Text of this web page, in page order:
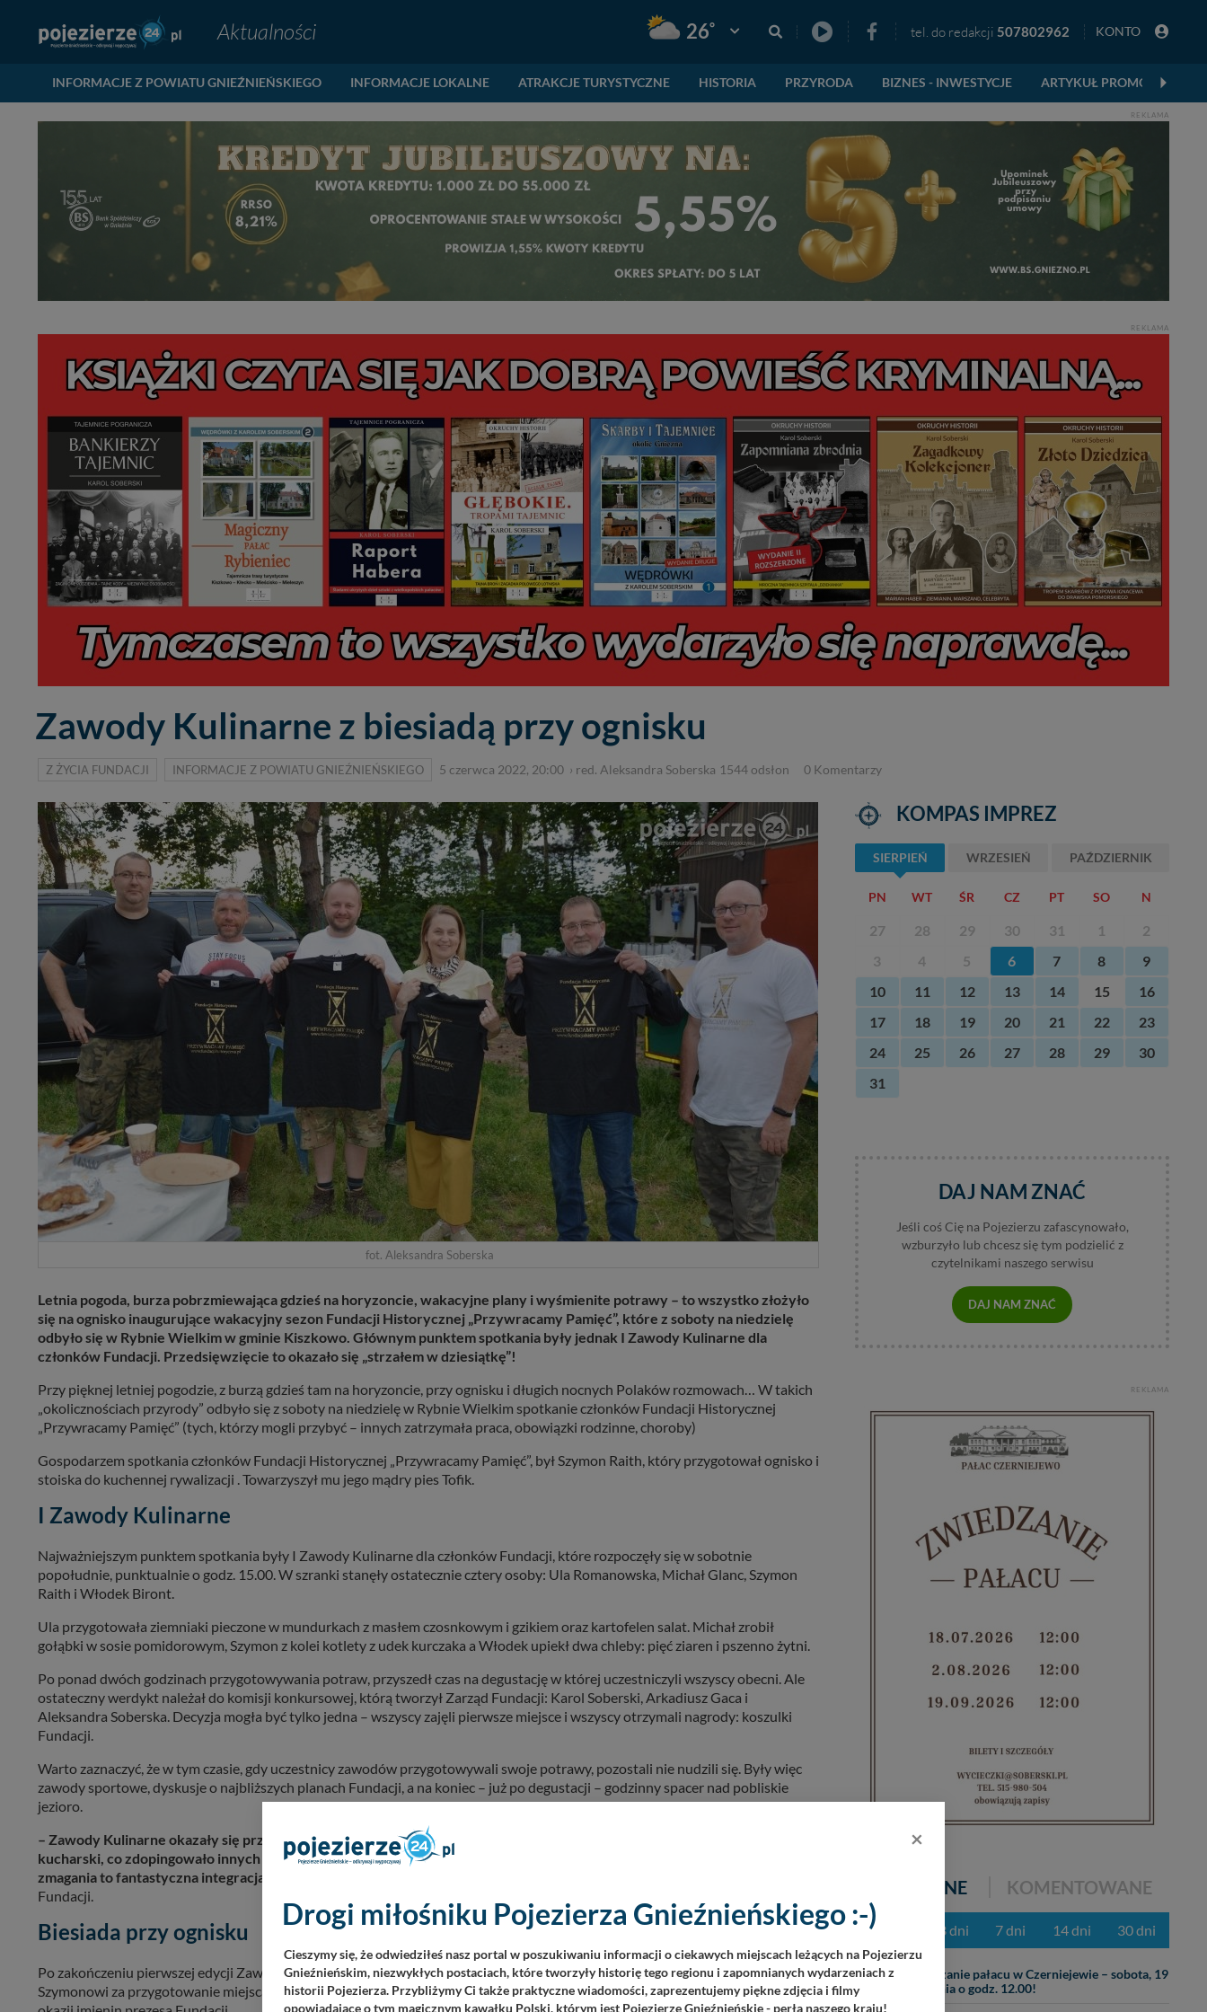
Aktualności 26° Pogoda: Gniezno tel. do redakcji 507802962 KONTO
INFORMACJE Z POWIATU GNIEŹNIEŃSKIEGO INFORMACJE LOKALNE ATRAKCJE TURYSTYCZNE HISTORIA PRZYRODA BIZNES - INWESTYCJE ARTYKUŁ PROMOCYJNY
REKLAMA
REKLAMA
Zawody Kulinarne z biesiadą przy ognisku
Z ŻYCIA FUNDACJI INFORMACJE Z POWIATU GNIEŹNIEŃSKIEGO 5 czerwca 2022, 20:00 › red. Aleksandra Soberska 1544 odsłon 0 Komentarzy
fot. Aleksandra Soberska
Letnia pogoda, burza pobrzmiewająca gdzieś na horyzoncie, wakacyjne plany i wyśmienite potrawy – to wszystko złożyło
się na ognisko inaugurujące wakacyjny sezon Fundacji Historycznej „Przywracamy Pamięć”, które z soboty na niedzielę
odbyło się w Rybnie Wielkim w gminie Kiszkowo. Głównym punktem spotkania były jednak I Zawody Kulinarne dla
członków Fundacji. Przedsięwzięcie to okazało się „strzałem w dziesiątkę”!
Przy pięknej letniej pogodzie, z burzą gdzieś tam na horyzoncie, przy ognisku i długich nocnych Polaków rozmowach… W takich
„okolicznościach przyrody” odbyło się z soboty na niedzielę w Rybnie Wielkim spotkanie członków Fundacji Historycznej
„Przywracamy Pamięć” (tych, którzy mogli przybyć – innych zatrzymała praca, obowiązki rodzinne, choroby)
Gospodarzem spotkania członków Fundacji Historycznej „Przywracamy Pamięć”, był Szymon Raith, który przygotował ognisko i
stoiska do kuchennej rywalizacji . Towarzyszył mu jego mądry pies Tofik.
I Zawody Kulinarne
Najważniejszym punktem spotkania były I Zawody Kulinarne dla członków Fundacji, które rozpoczęły się w sobotnie
popołudnie, punktualnie o godz. 15.00. W szranki stanęły ostatecznie cztery osoby: Ula Romanowska, Michał Glanc, Szymon
Raith i Włodek Biront.
Ula przygotowała ziemniaki pieczone w mundurkach z masłem czosnkowym i gzikiem oraz kartofelen salat. Michał zrobił
gołąbki w sosie pomidorowym, Szymon z kolei kotlety z udek kurczaka a Włodek upiekł dwa chleby: pięć ziaren i pszenno żytni.
Po ponad dwóch godzinach przygotowywania potraw, przyszedł czas na degustację w której uczestniczyli wszyscy obecni. Ale
ostateczny werdykt należał do komisji konkursowej, którą tworzył Zarząd Fundacji: Karol Soberski, Arkadiusz Gaca i
Aleksandra Soberska. Decyzja mogła być tylko jedna – wszyscy zajęli pierwsze miejsce i wszyscy otrzymali nagrody: koszulki
Fundacji.
Warto zaznaczyć, że w tym czasie, gdy uczestnicy zawodów przygotowywali swoje potrawy, pozostali nie nudzili się. Były więc
zawody sportowe, dyskusje o najbliższych planach Fundacji, a na koniec – już po degustacji – godzinny spacer nad pobliskie
jezioro.
– Zawody Kulinarne okazały się przysłowiowym „strzałem w dziesiątkę”! Uczestnicy zawodów pokazali swój kunszt
kucharski, co zdopingowało innych i za rok w tych zawodach weźmie udział więcej członków Fundacji. Poza tym takie
zmagania to fantastyczna integracja naszej grupy i wspaniały czas na długie rozmowy
Fundacji.
Biesiada przy ognisku
Po zakończeniu pierwszej edycji Zawodów Kulinarnych, wręczeniu nagród, jak również wręczeniu specjalnego podziękowania
Szymonowi za przygotowanie miejsca do zawodów, przyszedł czas na biesiadę przy ognisku. Zanim do niej doszło, był toast z
KOMPAS IMPREZ
SIERPIEŃ WRZESIEŃ PAŹDZIERNIK
PN WT ŚR CZ PT SO N
27 28 29 30 31 1
2
3
4 5 6 7 8
9
10
11 12 13 14 15
16
17
18 19 20 21 22
23
24
25 26 27 28 29
30
31
DAJ NAM ZNAĆ
Jeśli coś Cię na Pojezierzu zafascynowało,
wzburzyło lub chcesz się tym podzielić z
czytelnikami naszego serwisu
DAJ NAM ZNAĆ
REKLAMA
POPULARNE KOMENTOWANE
z ostatnich 3 dni 7 dni 14 dni 30 dni
05.08
Zwiedzanie pałacu w Czerniejewie – sobota, 19
września o godz. 12.00!
×
Drogi miłośniku Pojezierza Gnieźnieńskiego :-)
Cieszymy się, że odwiedziłeś nasz portal w poszukiwaniu informacji o ciekawych miejscach leżących na Pojezierzu
Gnieźnieńskim, niezwykłych postaciach, które tworzyły historię tego regionu i zapomnianych wydarzeniach z
historii Pojezierza. Przybliżymy Ci także praktyczne wiadomości, zaprezentujemy piękne zdjęcia i filmy
opowiadające o tym magicznym kawałku Polski, którym jest Pojezierze Gnieźnieńskie - perła naszego kraju!